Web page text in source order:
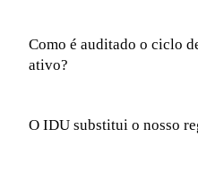
Como é auditado o ciclo
ativo?
O IDU substitui o nosso